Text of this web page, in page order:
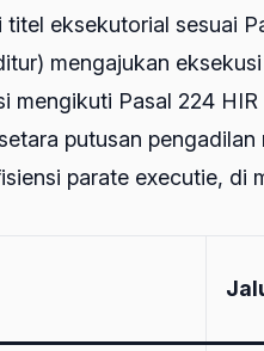
titel eksekutorial sesuai
mengajukan
mengikuti Pasal 224
putusan
parate executie, di